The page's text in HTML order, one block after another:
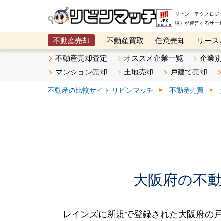
リビン・テクノロ
場）が運営するサ
不動産売却 不動産買取 任意売却
リー
メタ住宅展示場
ベスト不動産カンパニー オ
不動産売却査定 オススメ企業一覧
企業
マンション売却
土地売却 戸建て売却
不動産の比較サイト リビンマッチ 不動産売買
大阪府の不
レインズに新規で登録された大阪府の